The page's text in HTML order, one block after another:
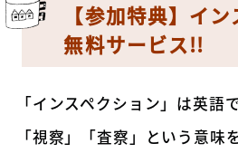
【参加特典】イ
無料サービス!!
「インスペクション」は英語
「視察」「査察」という意味